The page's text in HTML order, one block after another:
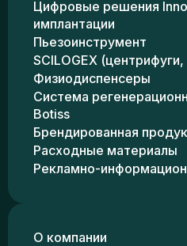
Цифровые решения
имплантации
Пьезоинструмент
SCILOGEX
Физиодиспенсеры
Система
Botiss
Брендированная
Расходные материалы
Рекламно-
О компании